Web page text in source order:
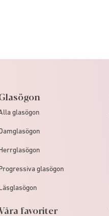
glasögon
glasögon
favoriter